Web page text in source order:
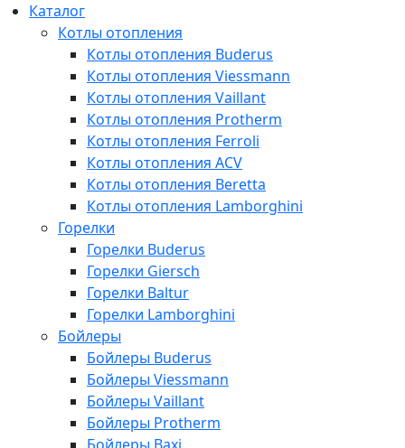
Каталог
Котлы отопления
Котлы отопления Buderus
Котлы отопления Viessmann
Котлы отопления Vaillant
Котлы отопления Protherm
Котлы отопления Ferroli
Котлы отопления ACV
Котлы отопления Beretta
Котлы отопления Lamborghini
Горелки
Горелки Buderus
Горелки Giersch
Горелки Baltur
Горелки Lamborghini
Бойлеры
Бойлеры Buderus
Бойлеры Viessmann
Бойлеры Vaillant
Бойлеры Protherm